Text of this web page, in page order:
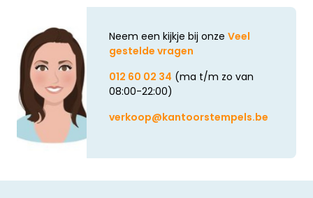
Neem een kijkje bij onze Veel
gestelde vragen
012 60 02 34 (ma t/m zo van
08:00-22:00)
verkoop@kantoorstempels.be